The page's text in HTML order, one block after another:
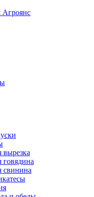
Агроянс
вырезка
говядина
свинина